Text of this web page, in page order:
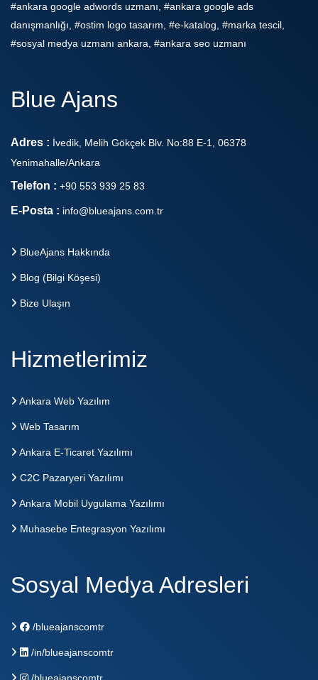
#ankara google adwords uzmanı, #ankara google ads
danışmanlığı, #ostim logo tasarım, #e-katalog, #marka tescil,
#sosyal medya uzmanı ankara, #ankara seo uzmanı
Blue Ajans
Adres : İvedik, Melih Gökçek Blv. No:88 E-1, 06378
Yenimahalle/Ankara
Telefon : +90 553 939 25 83
E-Posta : info@blueajans.com.tr
BlueAjans Hakkında
Blog (Bilgi Köşesi)
Bize Ulaşın
Hizmetlerimiz
Ankara Web Yazılım
Web Tasarım
Ankara E-Ticaret Yazılımı
C2C Pazaryeri Yazılımı
Ankara Mobil Uygulama Yazılımı
Muhasebe Entegrasyon Yazılımı
Sosyal Medya Adresleri
/blueajanscomtr
/in/blueajanscomtr